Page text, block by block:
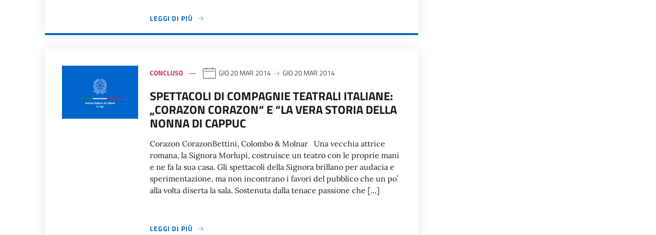
LEGGI DI PIÙ
CONCLUSO GIO 20 MAR 2014 GIO 20 MAR 2014
SPETTACOLI DI COMPAGNIE TEATRALI ITALIANE:
„CORAZON CORAZON“ E “LA VERA STORIA DELLA
NONNA DI CAPPUC
Corazon CorazonBettini, Colombo & Molnar Una vecchia attrice
romana, la Signora Morlupi, costruisce un teatro con le proprie mani
e ne fa la sua casa. Gli spettacoli della Signora brillano per audacia e
sperimentazione, ma non incontrano i favori del pubblico che un po’
alla volta diserta la sala. Sostenuta dalla tenace passione che […]
LEGGI DI PIÙ